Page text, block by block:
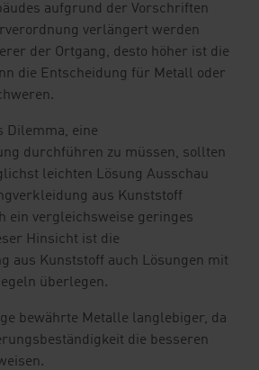
aufgrund der Vorschriften
verlängert werden
der Ortgang, desto höher ist die
die Entscheidung für Metall oder
Dilemma, eine
durchführen zu müssen, sollten
leichten Lösung Ausschau
aus Kunststoff
ein vergleichsweise geringes
Hinsicht ist die
aus Kunststoff auch Lösungen mit
überlegen.
bewährte Metalle langlebiger, da
die besseren